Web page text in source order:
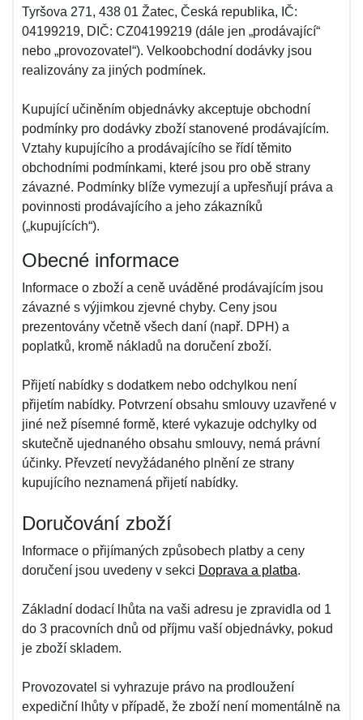
Tyršova 271, 438 01 Žatec, Česká republika, IČ:
04199219, DIČ: CZ04199219 (dále jen „prodávající“
nebo „provozovatel“). Velkoobchodní dodávky jsou
realizovány za jiných podmínek.
Kupující učiněním objednávky akceptuje obchodní
podmínky pro dodávky zboží stanovené prodávajícím.
Vztahy kupujícího a prodávajícího se řídí těmito
obchodními podmínkami, které jsou pro obě strany
závazné. Podmínky blíže vymezují a upřesňují práva a
povinnosti prodávajícího a jeho zákazníků
(„kupujících“).
Obecné informace
Informace o zboží a ceně uváděné prodávajícím jsou
závazné s výjimkou zjevné chyby. Ceny jsou
prezentovány včetně všech daní (např. DPH) a
poplatků, kromě nákladů na doručení zboží.
Přijetí nabídky s dodatkem nebo odchylkou není
přijetím nabídky. Potvrzení obsahu smlouvy uzavřené v
jiné než písemné formě, které vykazuje odchylky od
skutečně ujednaného obsahu smlouvy, nemá právní
účinky. Převzetí nevyžádaného plnění ze strany
kupujícího neznamená přijetí nabídky.
Doručování zboží
Informace o přijímaných způsobech platby a ceny
doručení jsou uvedeny v sekci Doprava a platba.
Základní dodací lhůta na vaši adresu je zpravidla od 1
do 3 pracovních dnů od příjmu vaší objednávky, pokud
je zboží skladem.
Provozovatel si vyhrazuje právo na prodloužení
expediční lhůty v případě, že zboží není momentálně na